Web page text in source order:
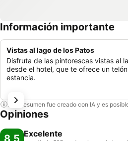
Información importante
Vistas al lago de los Patos
Disfruta de las pintorescas vistas al
desde el hotel, que te ofrece un
estancia.
Este resumen fue creado con IA y es
Opiniones
8,5 Excelente